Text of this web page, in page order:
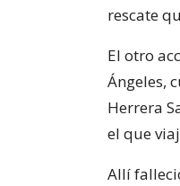
rescate
El otro
Ángeles,
Herrera
el que
Allí